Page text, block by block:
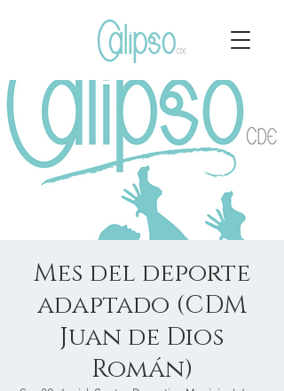
Mes del deporte
adaptado (CDM
Juan de Dios
Román)